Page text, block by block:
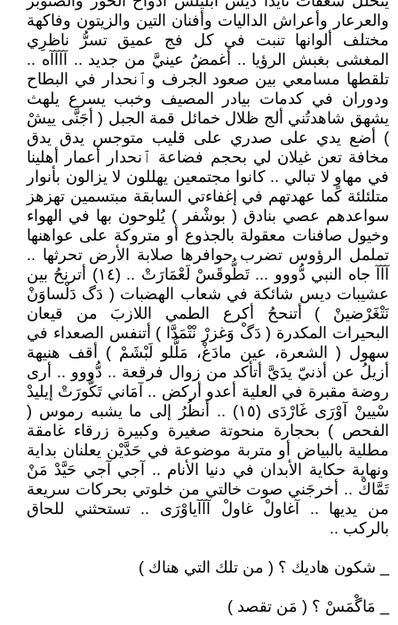
والعرعار وأعراش الداليات وأفنان التين والزيتون وفاكهة
مختلف ألوانها تنبت في كل فج عميق تسرُّ ناظرِي
المغشى بغبش الرؤيا .. أغمضُ عينيَّ من جديد .. آآآآه ..
تلقطها مسامعي بين صعود الجرف وٱنحدار في البطاح
ودوران في كدمات بيادر المصيف وخبب يسرع يلهث
يشهق شاهدتُني ألج ظلال خمائل قمة الجبل ( أجَنَّى ييشْ
) أضع يدي على صدري على قليب متوجس يدق يدق
مخافة تعن غيلان لي بحجم فضاعة ٱنحدار أعمار أهلينا
في مهاوٍ لا تبالي .. كانوا مجتمعين يهللون لا يزالون بأنوار
متلئلئة كما عهدتهم في إغفاءتي السابقة مبتسمين تهزهز
سواعدهم عصي بنادق ( بوشْفر ) يُلوحون بها في الهواء
وخيول صافنات معقولة بالجذوع أو متروكة على عواهنها
تململ الرؤوس تضرب حوافرها صلابة الأرض تحرثها ..
آآآ جاه النبي دُّووو ... تَطُّوقَسْ لَعْمَارَتْ .. (١٤) أترنحُ بين
عشيبات ديس شائكة في شعاب الهضبات ( دَگ دَلْساوَنْ
نَتْغَرْضينْ ) أتنححُ أكرع الطمي اللازبَ من قيعان
البحيرات المكدرة ( دَگْ وَغزرْ نْتْمَدَّا ) أتنفس الصعداء في
سهول ( الشعرة، عين مادَغْ، مَلُّلو لَبْشَمْ ) أقف هنيهة
أزيلُ عن أذنيّ يدَيَّ أتأكد من زوال فرقعة .. دُّووو .. أرى
روضة مقبرة في العلية أعدو أركض .. آمَاني تَكُّورَتْ إيليدْ
سْيينْ آوْرَى غَارْدَى (١٥) .. أنظُرُ إلى ما يشبه رموس (
الفحص ) بحجارة منحوتة صغيرة وكبيرة زرقاء غامقة
مطلية بالبياض أو متربة موضوعة في حَدَّيْن يعلنان بداية
ونهاية حكاية الأبدان في دنيا الأنام .. آجي آجي حَيَّدْ مَنْ
تَمَّاكْ .. أخرجَني صوت خالتي من خلوتي بحركات سريعة
من يديها .. آغاولْ غاولْ آآآياوْرَى .. تستحثني للحاق
بالركب ..
_ شكون هاديك ؟ ( من تلك التي هناك )
_ مَاگْمَسْ ؟ ( مَن تقصد )